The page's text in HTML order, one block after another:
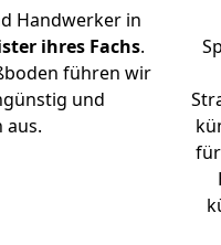
Handwerker in
ihres Fachs.
führen wir
und
aus.